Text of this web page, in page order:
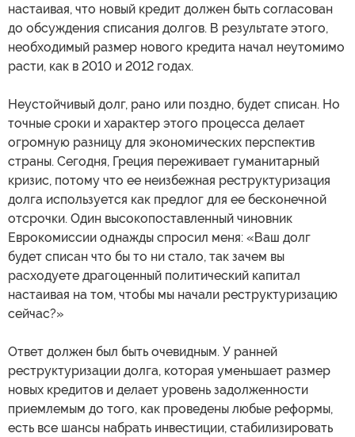
настаивая, что новый кредит должен быть согласован
до обсуждения списания долгов. В результате этого,
необходимый размер нового кредита начал неутомимо
расти, как в 2010 и 2012 годах.
Неустойчивый долг, рано или поздно, будет списан. Но
точные сроки и характер этого процесса делает
огромную разницу для экономических перспектив
страны. Сегодня, Греция переживает гуманитарный
кризис, потому что ее неизбежная реструктуризация
долга используется как предлог для ее бесконечной
отсрочки. Один высокопоставленный чиновник
Еврокомиссии однажды спросил меня: «Ваш долг
будет списан что бы то ни стало, так зачем вы
расходуете драгоценный политический капитал
настаивая на том, чтобы мы начали реструктуризацию
сейчас?»
Ответ должен был быть очевидным. У ранней
реструктуризации долга, которая уменьшает размер
новых кредитов и делает уровень задолженности
приемлемым до того, как проведены любые реформы,
есть все шансы набрать инвестиции, стабилизировать